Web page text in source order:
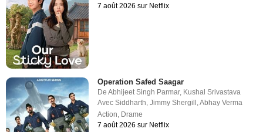
7 août 2026 sur Netflix
Operation Safed Saagar
DeAbhijeet Singh Parmar, Kushal Srivastava
AvecSiddharth,Jimmy Shergill ,Abhay Verma
Action, Drame
7 août 2026 sur Netflix